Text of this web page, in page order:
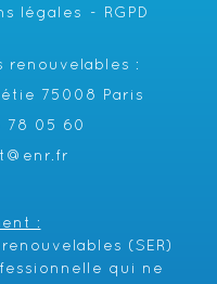
légales RGPD
renouvelables :
75008 Paris
78 05 60
:
(SER)
qui ne